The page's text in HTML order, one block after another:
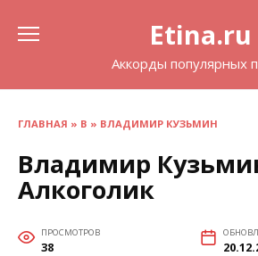
Etina.ru
Аккорды популярных
ГЛАВНАЯ » В » ВЛАДИМИР КУЗЬМИН
Владимир
Алкоголик
ПРОСМОТРОВ
38